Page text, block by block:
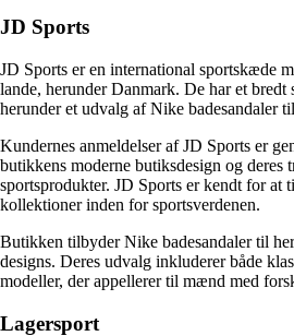
JD Sports
JD Sports er en international sportskæde
lande, herunder Danmark. De har et bredt
herunder et udvalg af Nike badesandaler
Kundernes anmeldelser af JD Sports er
butikkens moderne butiksdesign og deres
sportsprodukter. JD Sports er kendt for at
kollektioner inden for sportsverdenen.
Butikken tilbyder Nike badesandaler til
designs. Deres udvalg inkluderer både
modeller, der appellerer til mænd med
Lagersport